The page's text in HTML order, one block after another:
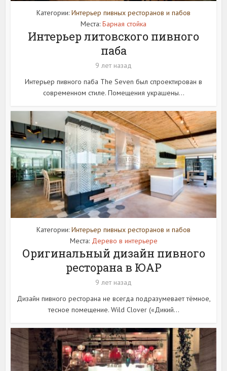
Категории: Интерьер пивных ресторанов и пабов
Места: Барная стойка
Интерьер литовского пивного
паба
9 лет назад
Интерьер пивного паба The Seven был спроектирован в
современном стиле. Помещения украшены...
Категории: Интерьер пивных ресторанов и пабов
Места: Дерево в интерьере
Оригинальный дизайн пивного
ресторана в ЮАР
9 лет назад
Дизайн пивного ресторана не всегда подразумевает тёмное,
тесное помещение. Wild Clover («Дикий...